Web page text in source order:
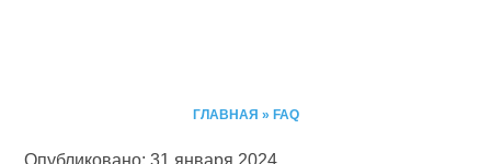
ГЛАВНАЯ » FAQ
Опубликовано: 31 января 2024